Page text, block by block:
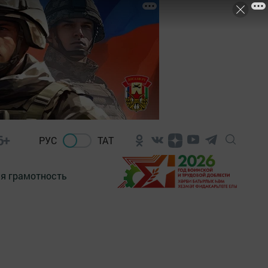
РУС ТАТ
грамотность